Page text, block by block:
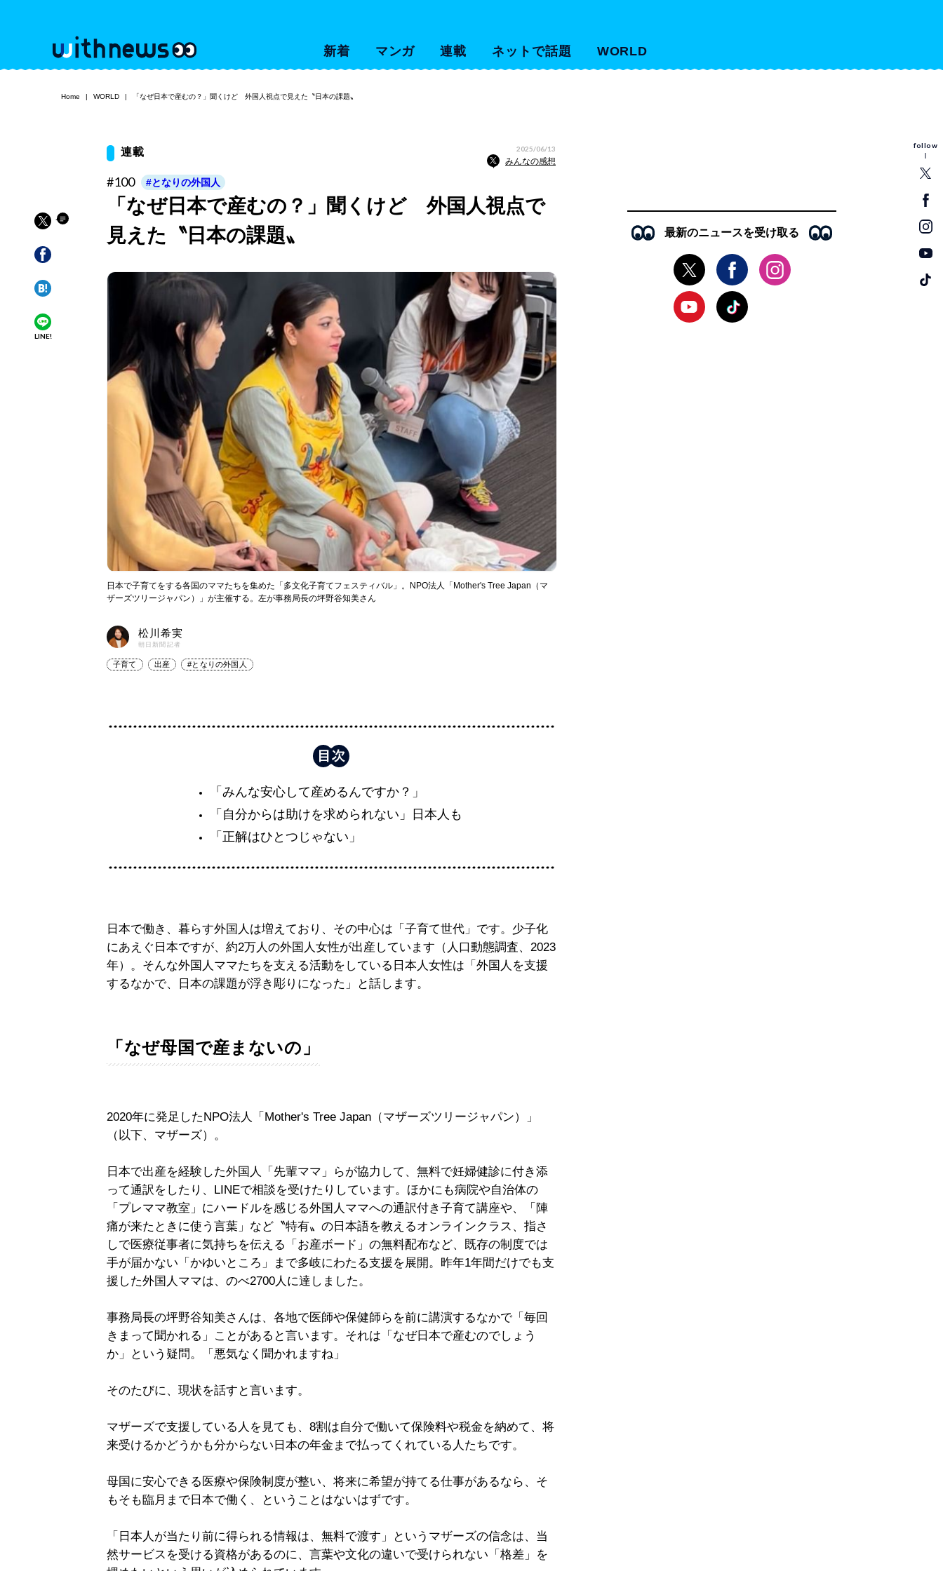
新着 マンガ 連載 ネットで話題 WORLD
follow
Home WORLD 「なぜ日本で産むの？」聞くけど 外国人視点で見えた〝日本の課題〟
LINE!
連載 2025/06/13
みんなの感想
#100 #となりの外国人
「なぜ日本で産むの？」聞くけど 外国人視点で
見えた〝日本の課題〟
日本で子育てをする各国のママたちを集めた「多文化子育てフェスティバル」。NPO法人「Mother's Tree Japan（マ
ザーズツリージャパン）」が主催する。左が事務局長の坪野谷知美さん
松川希実
朝日新聞記者
子育て 出産 #となりの外国人
「みんな安心して産めるんですか？」
「自分からは助けを求められない」日本人も
「正解はひとつじゃない」
日本で働き、暮らす外国人は増えており、その中心は「子育て世代」です。少子化
にあえぐ日本ですが、約2万人の外国人女性が出産しています（人口動態調査、2023
年）。そんな外国人ママたちを支える活動をしている日本人女性は「外国人を支援
するなかで、日本の課題が浮き彫りになった」と話します。
「なぜ母国で産まないの」
2020年に発足したNPO法人「Mother's Tree Japan（マザーズツリージャパン）」
（以下、マザーズ）。
日本で出産を経験した外国人「先輩ママ」らが協力して、無料で妊婦健診に付き添
って通訳をしたり、LINEで相談を受けたりしています。ほかにも病院や自治体の
「プレママ教室」にハードルを感じる外国人ママへの通訳付き子育て講座や、「陣
痛が来たときに使う言葉」など〝特有〟の日本語を教えるオンラインクラス、指さ
しで医療従事者に気持ちを伝える「お産ボード」の無料配布など、既存の制度では
手が届かない「かゆいところ」まで多岐にわたる支援を展開。昨年1年間だけでも支
援した外国人ママは、のべ2700人に達しました。
事務局長の坪野谷知美さんは、各地で医師や保健師らを前に講演するなかで「毎回
きまって聞かれる」ことがあると言います。それは「なぜ日本で産むのでしょう
か」という疑問。「悪気なく聞かれますね」
そのたびに、現状を話すと言います。
マザーズで支援している人を見ても、8割は自分で働いて保険料や税金を納めて、将
来受けるかどうかも分からない日本の年金まで払ってくれている人たちです。
母国に安心できる医療や保険制度が整い、将来に希望が持てる仕事があるなら、そ
もそも臨月まで日本で働く、ということはないはずです。
「日本人が当たり前に得られる情報は、無料で渡す」というマザーズの信念は、当
然サービスを受ける資格があるのに、言葉や文化の違いで受けられない「格差」を
最新のニュースを受け取る